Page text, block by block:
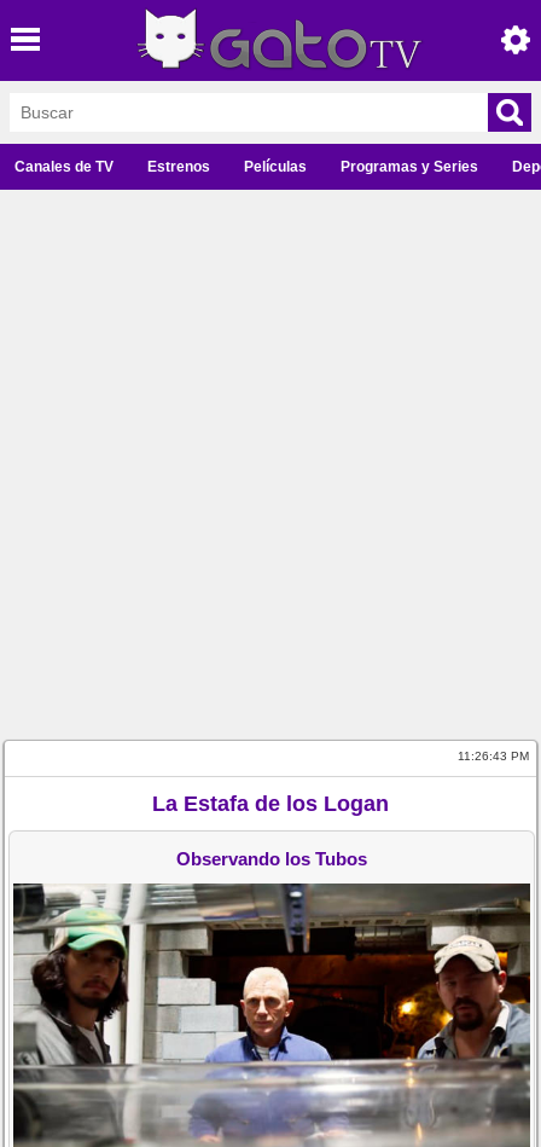
Canales de TV Estrenos Películas Programas y Series
11:26:43 PM
La Estafa de los Logan
Observando los Tubos